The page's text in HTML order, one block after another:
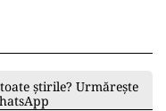
știrile? Urmărește